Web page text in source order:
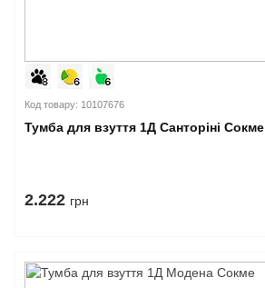
Код товару: 10107676
Тумба для взуття 1Д Санторіні Сокме
2.222 грн